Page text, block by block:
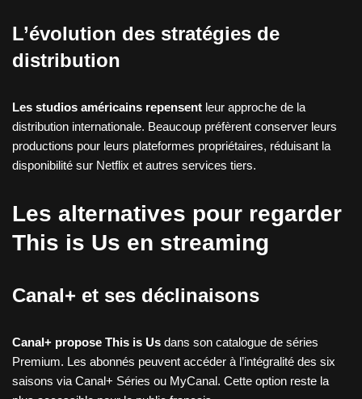
L’évolution des stratégies de
distribution
Les studios américains repensent leur approche de la
distribution internationale. Beaucoup préfèrent conserver leurs
productions pour leurs plateformes propriétaires, réduisant la
disponibilité sur Netflix et autres services tiers.
Les alternatives pour regarder
This is Us en streaming
Canal+ et ses déclinaisons
Canal+ propose This is Us dans son catalogue de séries
Premium. Les abonnés peuvent accéder à l’intégralité des six
saisons via Canal+ Séries ou MyCanal. Cette option reste la